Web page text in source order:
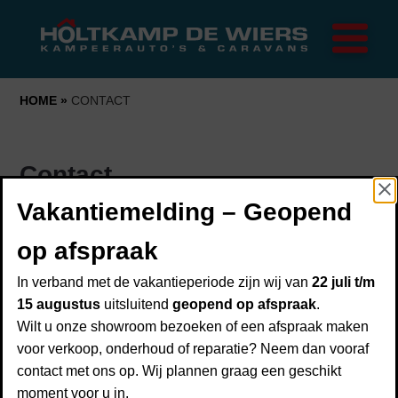
Home
Merken
Rapido
Caravans
Onderhoud
Over ons
Over Holtkamp de Wiers
Showroom
Financiering
Inruilen
Verzekering
Vakantiemelding – Geopend
op afspraak
In verband met de vakantieperiode zijn wij van 22 juli t/m
15 augustus uitsluitend geopend op afspraak.
Wilt u onze showroom bezoeken of een afspraak maken
voor verkoop, onderhoud of reparatie? Neem dan vooraf
contact met ons op. Wij plannen graag een geschikt
moment voor u in.
HOME » CONTACT
Contact
Heeft u een vraag of wilt u meer informatie? Neem dan
vrijblijvend contact op via het onderstaande
contactformulier. U kunt ons ook telefonisch bereiken op
+31 (0)30 606 68 30. Of stuur een mail naar
info@holtkampdewiers.nl.